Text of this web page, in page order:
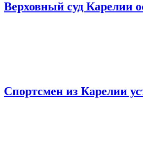
Верховный суд Карелии
Спортсмен из Карелии